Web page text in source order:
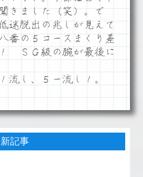
きました（笑）。で
迷脱出の兆しが見えて
番の５コースまくり差
ＳＧ級の腕が最後に
し、５ー流し１。
記事